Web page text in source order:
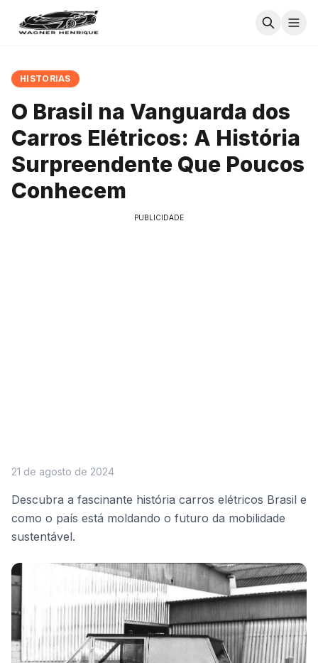
HISTORIAS
O Brasil na Vanguarda dos
Carros Elétricos: A História
Surpreendente Que Poucos
Conhecem
PUBLICIDADE
21 de agosto de 2024
Descubra a fascinante história carros elétricos Brasil e
como o país está moldando o futuro da mobilidade
sustentável.